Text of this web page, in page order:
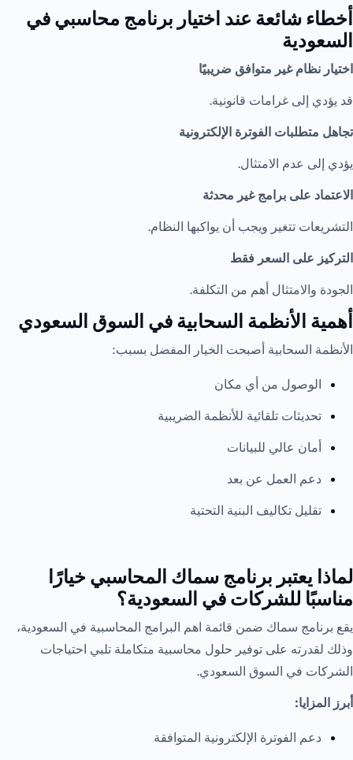
أخطاء شائعة عند اختيار برنامج محاسبي في
السعودية
اختيار نظام غير متوافق ضريبيًا
قد يؤدي إلى غرامات قانونية.
تجاهل متطلبات الفوترة الإلكترونية
يؤدي إلى عدم الامتثال.
الاعتماد على برامج غير محدثة
التشريعات تتغير ويجب أن يواكبها النظام.
التركيز على السعر فقط
الجودة والامتثال أهم من التكلفة.
أهمية الأنظمة السحابية في السوق السعودي
الأنظمة السحابية أصبحت الخيار المفضل بسبب:
الوصول من أي مكان
تحديثات تلقائية للأنظمة الضريبية
أمان عالي للبيانات
دعم العمل عن بعد
تقليل تكاليف البنية التحتية
لماذا يعتبر برنامج سماك المحاسبي خيارًا
مناسبًا للشركات في السعودية؟
يقع برنامج سماك ضمن قائمة اهم البرامج المحاسبية في السعودية،
وذلك لقدرته على توفير حلول محاسبية متكاملة تلبي احتياجات
الشركات في السوق السعودي.
أبرز المزايا:
دعم الفوترة الإلكترونية المتوافقة